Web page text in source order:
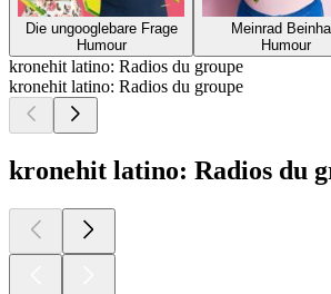
Die ungooglebare Frage
Humour
Meinrad
Humour
kronehit latino: Radios du groupe
kronehit latino: Radios du groupe
kronehit latino: Radios du